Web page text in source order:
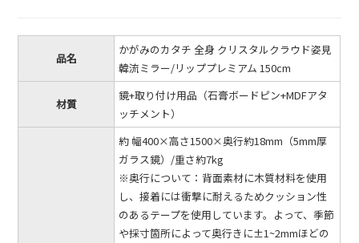
品名
かがみのカタチ 全身 クリスタルクラウド姿見
韓流ミラー/リッププレミアム 150cm
材質
鏡+取り付け用品（石膏ボードピン+MDFアタ
ッチメント）
約 幅400×高さ1500×奥行約18mm（5mm厚
ガラス鏡）/重さ約7kg
※奥行について：背面素材に木質材料を使用
し、接着には衝撃に耐えるためクッション性
のあるテープを使用しています。よって、季節
や採寸箇所によって奥行きに±1~2mmほどの